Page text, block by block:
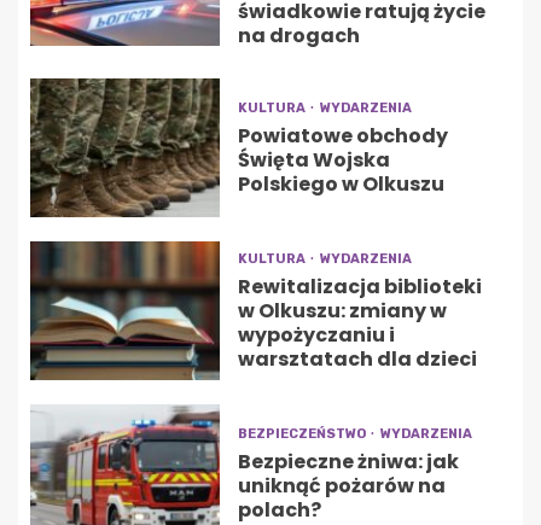
świadkowie ratują życie
na drogach
KULTURA WYDARZENIA
Powiatowe obchody
Święta Wojska
Polskiego w Olkuszu
KULTURA WYDARZENIA
Rewitalizacja biblioteki
w Olkuszu: zmiany w
wypożyczaniu i
warsztatach dla dzieci
BEZPIECZEŃSTWO WYDARZENIA
Bezpieczne żniwa: jak
uniknąć pożarów na
polach?